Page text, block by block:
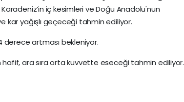
iç kesimleri ve Doğu Anadolu'nun
kar yağışlı geçeceği tahmin ediliyor.
4 derece artması bekleniyor.
hafif, ara sıra orta kuvvette eseceği tahmin ediliyor.